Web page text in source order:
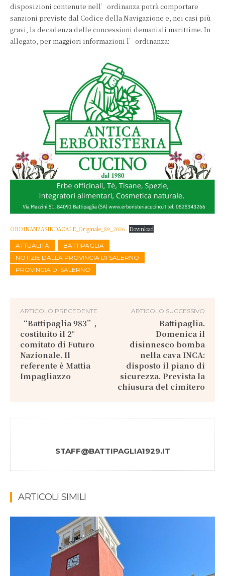
disposizioni contenute nell’ordinanza potrà comportare
sanzioni previste dal Codice della Navigazione e, nei casi più
gravi, la decadenza delle concessioni demaniali marittime. In
allegato, per maggiori informazioni l’ordinanza:
ORDINANZASINDACALE_Originale_89_2026 Download
ATTUALITÀ
BATTIPAGLIA
NOTIZIE DALLA PROVINCIA DI SALERNO
PROVINCIA DI SALERNO
ARTICOLO PRECEDENTE
“Battipaglia 983”,
costituito il 2°
comitato di Futuro
Nazionale. Il
referente è Mattia
Impagliazzo
ARTICOLO SUCCESSIVO
Battipaglia.
Domenica il
disinnesco bomba
nella cava INCA:
disposto il piano di
sicurezza. Prevista la
chiusura del cimitero
STAFF@BATTIPAGLIA1929.IT
ARTICOLI SIMILI